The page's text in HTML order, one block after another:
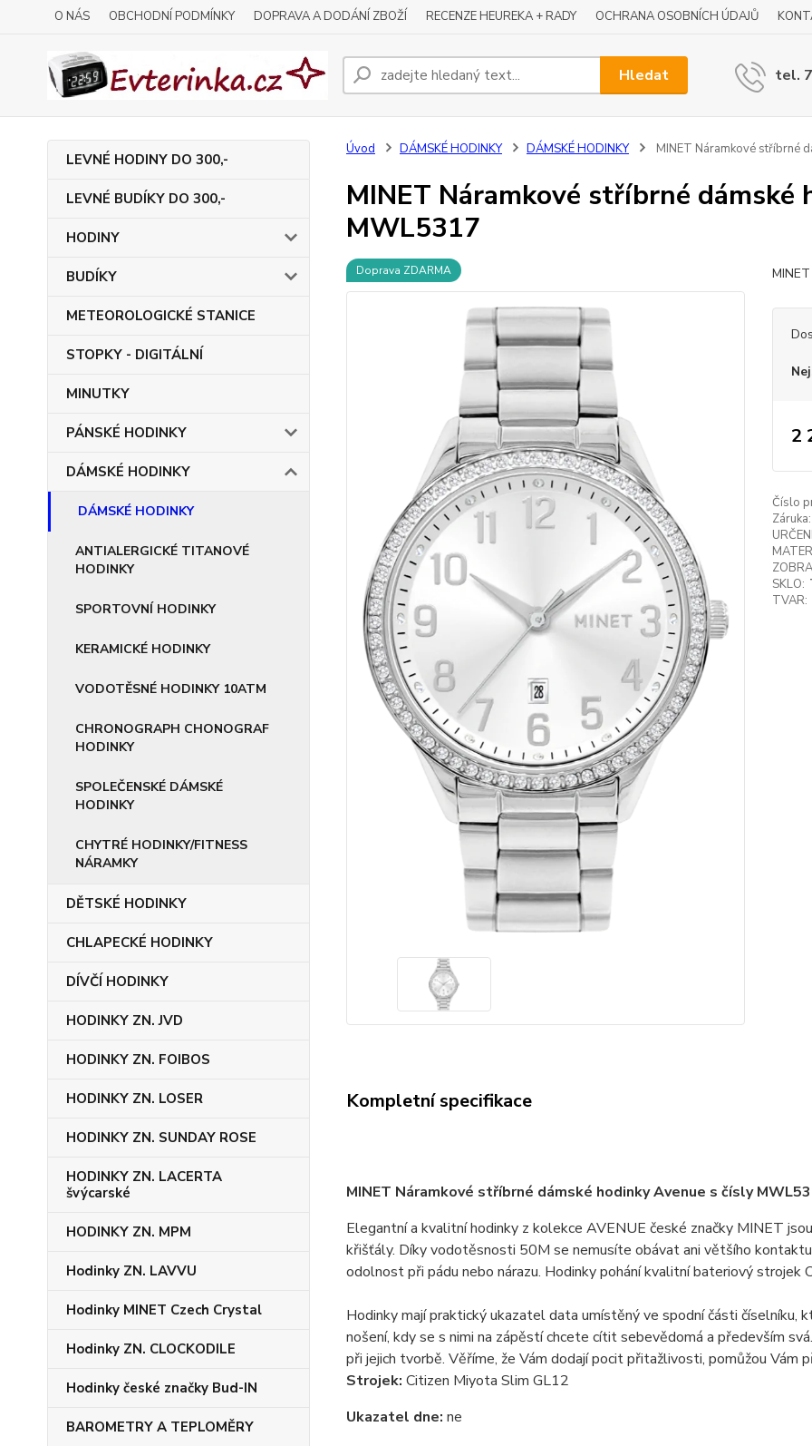
O NÁS OBCHODNÍ PODMÍNKY DOPRAVA A DODÁNÍ ZBOŽÍ RECENZE HEUREKA + RADY OCHRANA OSOBNÍCH ÚDAJŮ
Hledat tel.
LEVNÉ HODINY DO 300,-
LEVNÉ BUDÍKY DO 300,-
HODINY
BUDÍKY
METEOROLOGICKÉ STANICE
STOPKY - DIGITÁLNÍ
MINUTKY
PÁNSKÉ HODINKY
DÁMSKÉ HODINKY
DÁMSKÉ HODINKY
ANTIALERGICKÉ TITANOVÉ
HODINKY
SPORTOVNÍ HODINKY
KERAMICKÉ HODINKY
VODOTĚSNÉ HODINKY 10ATM
CHRONOGRAPH CHONOGRAF
HODINKY
SPOLEČENSKÉ DÁMSKÉ
HODINKY
CHYTRÉ HODINKY/FITNESS
NÁRAMKY
DĚTSKÉ HODINKY
CHLAPECKÉ HODINKY
DÍVČÍ HODINKY
HODINKY ZN. JVD
HODINKY ZN. FOIBOS
HODINKY ZN. LOSER
HODINKY ZN. SUNDAY ROSE
HODINKY ZN. LACERTA
švýcarské
HODINKY ZN. MPM
Hodinky ZN. LAVVU
Hodinky MINET Czech Crystal
Hodinky ZN. CLOCKODILE
Hodinky české značky Bud-IN
BAROMETRY A TEPLOMĚRY
Úvod DÁMSKÉ HODINKY DÁMSKÉ HODINKY MINET Náramkové stříbrné
MINET Náramkové stříbrné dámské
MWL5317
Doprava ZDARMA
2
Číslo
Záruka:
SKLO:
TVAR:
Kompletní specifikace
MINET Náramkové stříbrné dámské hodinky Avenue s čísly
Elegantní a kvalitní hodinky z kolekce AVENUE české značky MINET
křišťály. Díky vodotěsnosti 50M se nemusíte obávat ani většího
odolnost při pádu nebo nárazu. Hodinky pohání kvalitní bateriový strojek
Hodinky mají praktický ukazatel data umístěný ve spodní části číselníku,
nošení, kdy se s nimi na zápěstí chcete cítit sebevědomá a především
při jejich tvorbě. Věříme, že Vám dodají pocit přitažlivosti, pomůžou
Strojek: Citizen Miyota Slim GL12
Ukazatel dne: ne